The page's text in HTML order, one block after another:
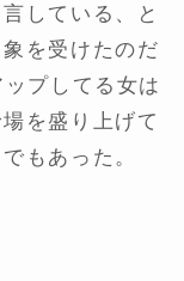
している、と
を受けたのだ
プしてる女は
を盛り上げて
もあった。